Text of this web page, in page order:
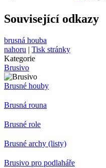
Související odkazy
brusná houba
nahoru | Tisk stránky
Kategorie
Brusivo
Brusné houby
Brusná rouna
Brusné role
Brusné archy (listy)
Brusivo pro podlaháře